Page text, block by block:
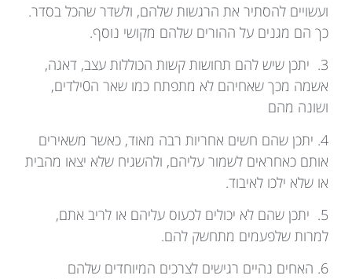
ועשויים להסתיר את הרגשות שלהם, ולשדר שהכל בסדר.
כך הם מגנים על ההורים שלהם מקושי נוסף.
3. יתכן שיש להם תחושות קשות הכוללות עצב, דאגה,
אשמה מכך שאחיהם לא מתפתח כמו שאר ה0ילדים,
ושונה מהם
4. יתכן שהם חשים אחריות רבה מאוד, כאשר משאירים
אותם כאחראים לשמור עליהם, ולהשגיח שלא יצאו מהבית
או שלא ילכו לאיבוד.
5. יתכן שהם לא יכולים לכעוס עליהם או לריב אתם,
למרות שלפעמים מתחשק להם.
6. האחים נהיים רגישים לצרכים המיוחדים שלהם